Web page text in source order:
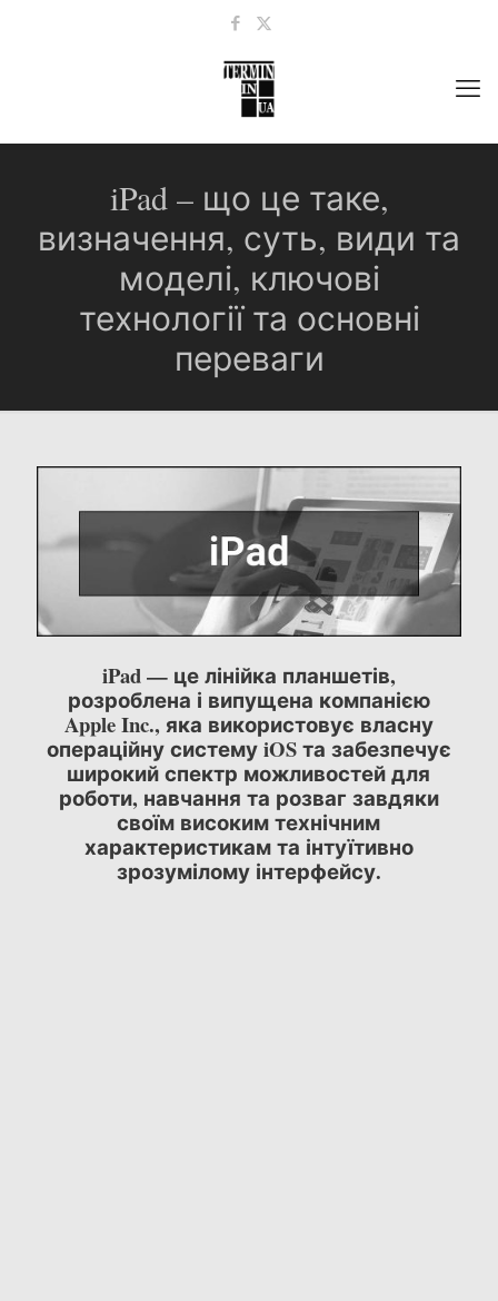
iPad – що це таке,
визначення, суть, види та
моделі, ключові
технології та основні
переваги
iPad — це лінійка планшетів,
розроблена і випущена компанією
Apple Inc., яка використовує власну
операційну систему iOS та забезпечує
широкий спектр можливостей для
роботи, навчання та розваг завдяки
своїм високим технічним
характеристикам та інтуїтивно
зрозумілому інтерфейсу.